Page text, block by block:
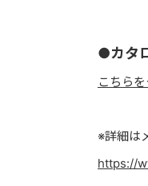
●カタ
こちら
※詳細は
https://